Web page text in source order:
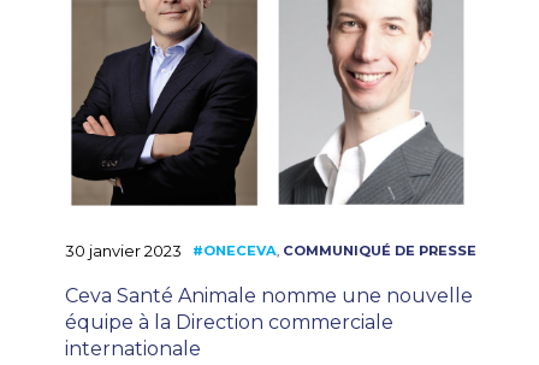
30 janvier 2023
Ceva Santé Animale nomme une nouvelle
équipe à la Direction commerciale
internationale